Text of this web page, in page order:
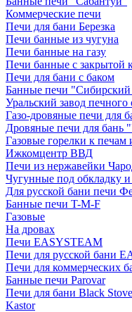
Коммерческие печи
Печи для бани Березка
Печи банные из чугуна
Печи банные на газу
Печи банные с закрытой
Печи для бани с баком
Банные печи
Уральский завод печного
Газо-дровяные печи для
Дровяные печи для
Газовые горелки к печам
Ижкомцентр ВВД
Печи из нержавейки
Чугунные под обкладку
Для русской бани печи
Банные печи T-M-F
Газовые
На дровах
Печи EASYSTEAM
Печи для русской бани
Печи для коммерческих
Банные печи Parovar
Печи для бани Black Stove
Kastor